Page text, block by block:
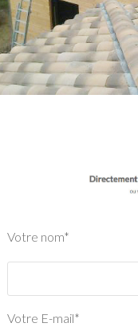
Votre nom*
Votre E-mail*